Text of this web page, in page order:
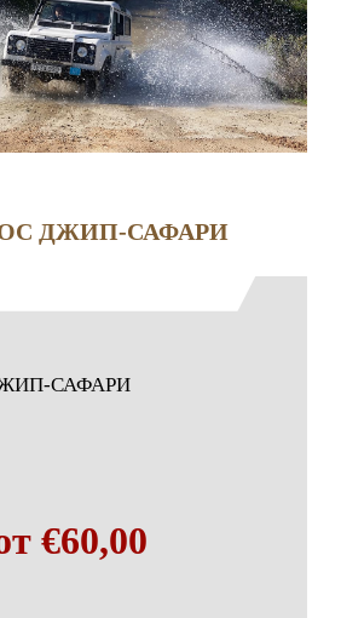
ДЖИП-САФАРИ
САФАРИ
€60,00